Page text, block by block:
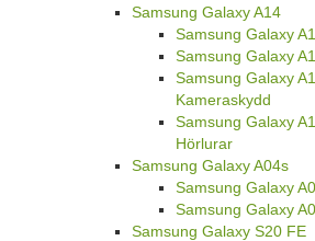
Samsung Galaxy A14
Samsung Galaxy
Samsung Galaxy
Samsung Galaxy
Kameraskydd
Samsung Galaxy
Hörlurar
Samsung Galaxy A04s
Samsung Galaxy
Samsung Galaxy
Samsung Galaxy S20 FE